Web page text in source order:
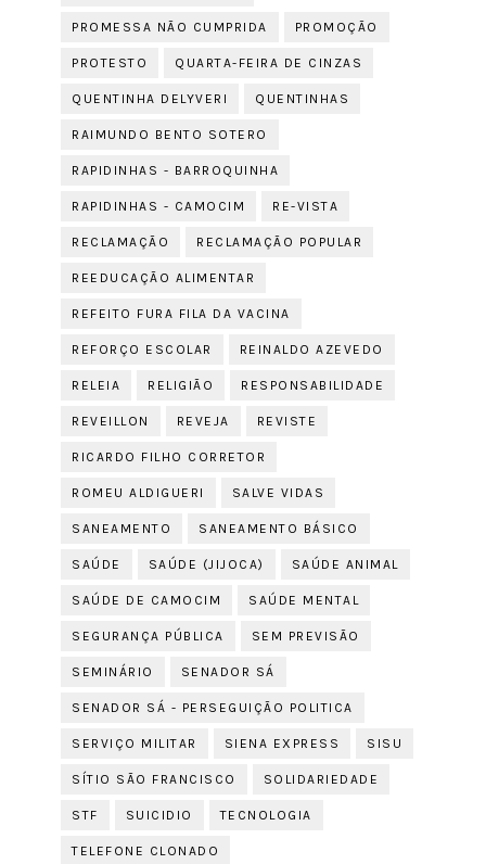
PROMESSA NÃO CUMPRIDA PROMOÇÃO
PROTESTO QUARTA-FEIRA DE CINZAS
QUENTINHA DELYVERI QUENTINHAS
RAIMUNDO BENTO SOTERO
RAPIDINHAS - BARROQUINHA
RAPIDINHAS - CAMOCIM RE-VISTA
RECLAMAÇÃO RECLAMAÇÃO POPULAR
REEDUCAÇÃO ALIMENTAR
REFEITO FURA FILA DA VACINA
REFORÇO ESCOLAR REINALDO AZEVEDO
RELEIA RELIGIÃO RESPONSABILIDADE
REVEILLON REVEJA REVISTE
RICARDO FILHO CORRETOR
ROMEU ALDIGUERI SALVE VIDAS
SANEAMENTO SANEAMENTO BÁSICO
SAÚDE SAÚDE (JIJOCA) SAÚDE ANIMAL
SAÚDE DE CAMOCIM SAÚDE MENTAL
SEGURANÇA PÚBLICA SEM PREVISÃO
SEMINÁRIO SENADOR SÁ
SENADOR SÁ - PERSEGUIÇÃO POLITICA
SERVIÇO MILITAR SIENA EXPRESS SISU
SÍTIO SÃO FRANCISCO SOLIDARIEDADE
STF SUICIDIO TECNOLOGIA
TELEFONE CLONADO